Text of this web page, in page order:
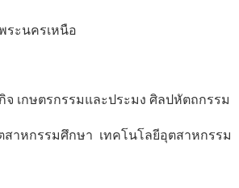
ระนครเหนือ
เกษตรกรรมและประมง ศิลปหัตถกรรม
สาหกรรมศึกษา เทคโนโลยีอุตสาหกรรม